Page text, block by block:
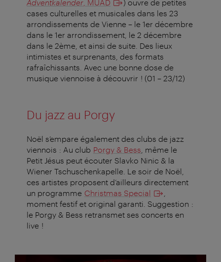
Adventkalender , MUAD
) ouvre de petites
cases culturelles et musicales dans les 23
arrondissements de Vienne – le 1er décembre
dans le 1er arrondissement, le 2 décembre
dans le 2ème, et ainsi de suite. Des lieux
intimistes et surprenants, des formats
rafraîchissants. Avec une bonne dose de
musique viennoise à découvrir ! (01 – 23/12)
Du jazz au Porgy
Noël s’empare également des clubs de jazz
viennois : Au club Porgy & Bess , même le
Petit Jésus peut écouter Slavko Ninic & la
Wiener Tschuschenkapelle. Le soir de Noël,
ces artistes proposent d’ailleurs directement
un programme Christmas Special
moment festif et original garanti. Suggestion :
le Porgy & Bess retransmet ses concerts en
live !